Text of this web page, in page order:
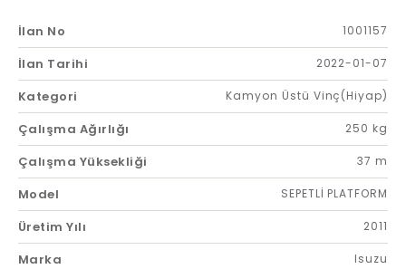
İlan No 1001157
İlan Tarihi 2022-01-07
Kategori Kamyon Üstü Vinç(Hiyap)
Çalışma Ağırlığı 250 kg
Çalışma Yüksekliği 37 m
Model SEPETLİ PLATFORM
Üretim Yılı 2011
Marka Isuzu